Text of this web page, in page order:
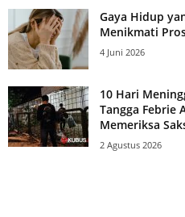
Gaya Hidup
Menikmati
4 Juni 2026
10 Hari
Tangga Febrie
Memeriksa
2 Agustus 2026